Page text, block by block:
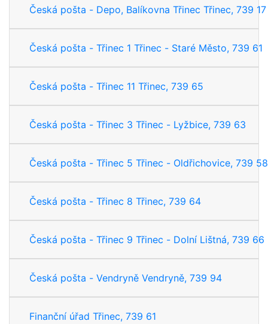
Česká pošta - Depo, Balíkovna Třinec Třinec, 739 17
Česká pošta - Třinec 1 Třinec - Staré Město, 739 61
Česká pošta - Třinec 11 Třinec, 739 65
Česká pošta - Třinec 3 Třinec - Lyžbice, 739 63
Česká pošta - Třinec 5 Třinec - Oldřichovice, 739 58
Česká pošta - Třinec 8 Třinec, 739 64
Česká pošta - Třinec 9 Třinec - Dolní Lištná, 739 66
Česká pošta - Vendryně Vendryně, 739 94
Finanční úřad Třinec, 739 61